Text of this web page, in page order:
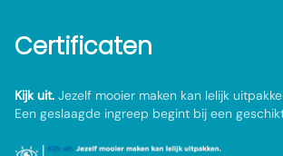
Certificaten
Kijk uit. Jezelf mooier maken kan lelijk
Een geslaagde ingreep begint bij een